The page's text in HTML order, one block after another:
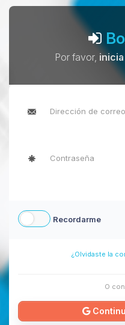
Por favor,
Recordarme
¿Olvidaste la
O